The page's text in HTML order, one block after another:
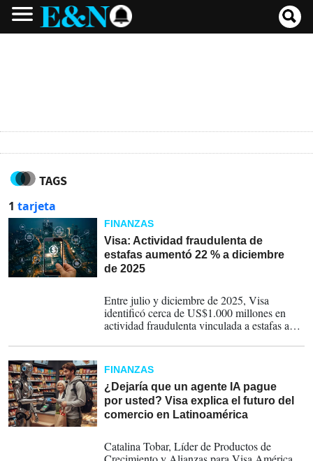
TAGS
1 tarjeta
FINANZAS
Visa: Actividad fraudulenta de
estafas aumentó 22 % a diciembre
de 2025
Entre julio y diciembre de 2025, Visa
identificó cerca de US$1.000 millones en
actividad fraudulenta vinculada a estafas a
FINANZAS
¿Dejaría que un agente IA pague
por usted? Visa explica el futuro del
comercio en Latinoamérica
Catalina Tobar, Líder de Productos de